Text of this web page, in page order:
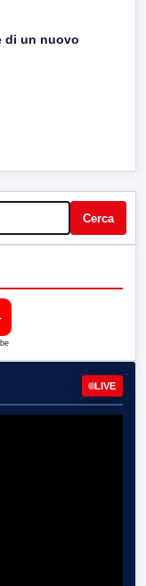
di un nuovo
Cerca
LIVE